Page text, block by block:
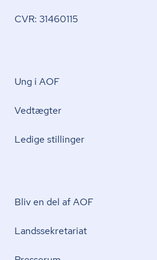
CVR: 31460115
Ung i AOF
Vedtægter
Ledige stillinger
Bliv en del af AOF
Lands­se­kre­ta­ri­at